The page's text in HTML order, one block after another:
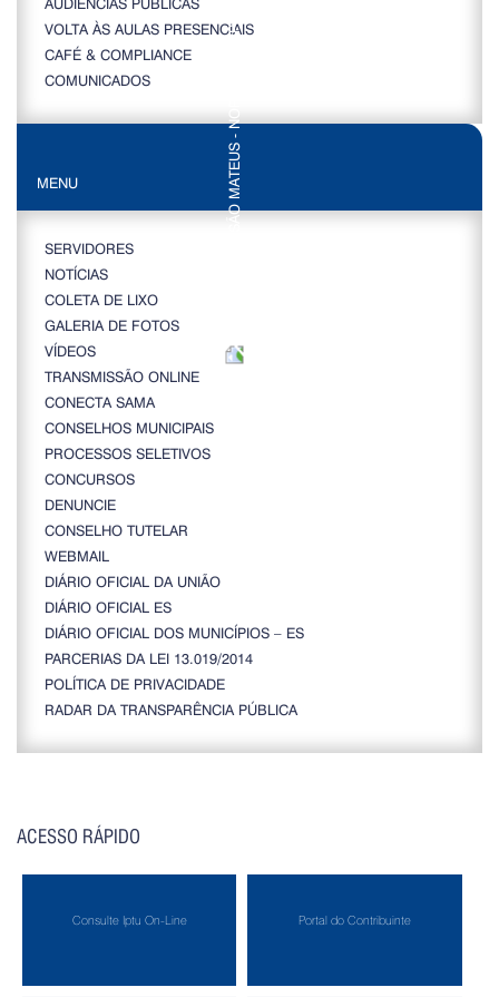
VOLTA ÀS AULAS PRESENCIAIS
CAFÉ & COMPLIANCE
COMUNICADOS
MENU
SERVIDORES
NOTÍCIAS
COLETA DE LIXO
GALERIA DE FOTOS
VÍDEOS
TRANSMISSÃO ONLINE
CONECTA SAMA
CONSELHOS MUNICIPAIS
PROCESSOS SELETIVOS
CONCURSOS
DENUNCIE
CONSELHO TUTELAR
WEBMAIL
DIÁRIO OFICIAL DA UNIÃO
DIÁRIO OFICIAL ES
DIÁRIO OFICIAL DOS MUNICÍPIOS – ES
PARCERIAS DA LEI 13.019/2014
POLÍTICA DE PRIVACIDADE
RADAR DA TRANSPARÊNCIA PÚBLICA
ACESSO RÁPIDO
Consulte Iptu On-Line Portal do Contribuinte